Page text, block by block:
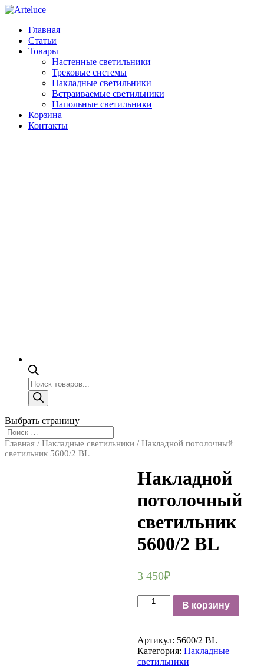
Главная
Статьи
Товары
Настенные светильники
Трековые системы
Накладные светильники
Встраиваемые светильники
Напольные светильники
Корзина
Контакты
Поиск
товаров
Выбрать страницу
Главная / Накладные светильники / Накладной потолочный
светильник 5600/2 BL
Накладной
потолочный
светильник
5600/2 BL
3 450₽
Количество
Накладной
5600/2
BL
В корзину
Артикул: 5600/2 BL
Категория: Накладные
светильники